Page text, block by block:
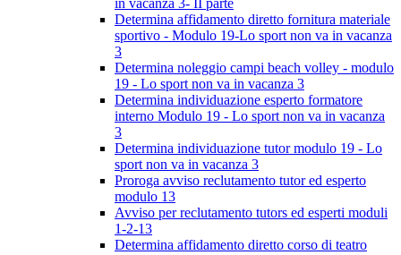
in vacanza 3- II parte
Determina affidamento diretto fornitura materiale
sportivo - Modulo 19-Lo sport non va in vacanza
3
Determina noleggio campi beach volley - modulo
19 - Lo sport non va in vacanza 3
Determina individuazione esperto formatore
interno Modulo 19 - Lo sport non va in vacanza
3
Determina individuazione tutor modulo 19 - Lo
sport non va in vacanza 3
Proroga avviso reclutamento tutor ed esperto
modulo 13
Avviso per reclutamento tutors ed esperti moduli
1-2-13
Determina affidamento diretto corso di teatro